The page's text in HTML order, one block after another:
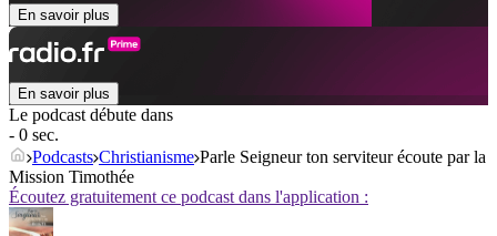
En savoir plus
En savoir plus
Le podcast débute dans
- 0 sec.
Podcasts Christianisme Parle Seigneur ton serviteur écoute par la
Mission Timothée
Écoutez gratuitement ce podcast dans l'application :